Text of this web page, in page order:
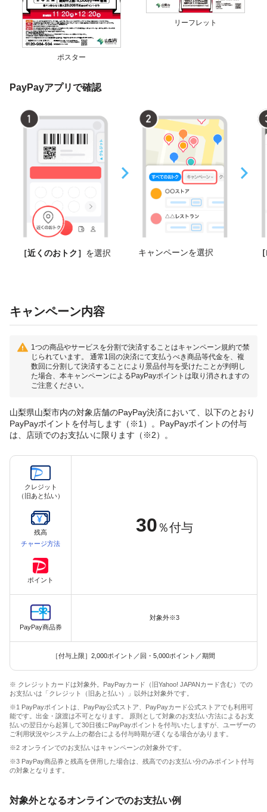
ポスター
リーフレット
PayPayアプリで確認
［近くのおトク］ を選択 キャンペーンを選択
キャンペーン内容
1つの商品やサービスを分割で決済することはキャンペーン規約で禁
じられています。 通常1回の決済にて支払うべき商品等代金を、複
数回に分割して決済することにより景品付与を受けたことが判明し
た場合、本キャンペーンによるPayPayポイントは取り消されますの
ご注意ください。
山梨県山梨市内の対象店舗のPayPay決済において、以下のとおり
PayPayポイントを付与します（※1）。PayPayポイントの付与
は、店頭でのお支払いに限ります（※2）。
クレジット
（旧あと払い）
残高
チャージ方法
ポイント
30 ％付与
PayPay商品券
対象外※3
［付与上限］2,000ポイント／回・5,000ポイント／期間
※ クレジットカードは対象外。PayPayカード（旧Yahoo! JAPANカード含む）での
お支払いは「クレジット（旧あと払い）」以外は対象外です。
※1 PayPayポイントは、PayPay公式ストア、PayPayカード公式ストアでも利用可
能です。出金・譲渡は不可となります。 原則として対象のお支払い方法によるお支
払いの翌日から起算して30日後にPayPayポイントを付与いたしますが、ユーザーの
ご利用状況やシステム上の都合による付与時期が遅くなる場合があります。
※2 オンラインでのお支払いはキャンペーンの対象外です。
※3 PayPay商品券と残高を併用した場合は、残高でのお支払い分のみポイント付与
の対象となります。
対象外となるオンラインでのお支払い例